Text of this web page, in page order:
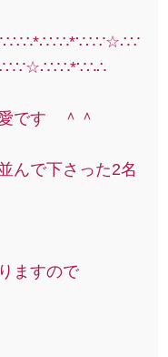
です ＾＾
んで下さった2名
ますので